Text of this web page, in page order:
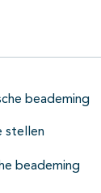
beademing
stellen
beademing